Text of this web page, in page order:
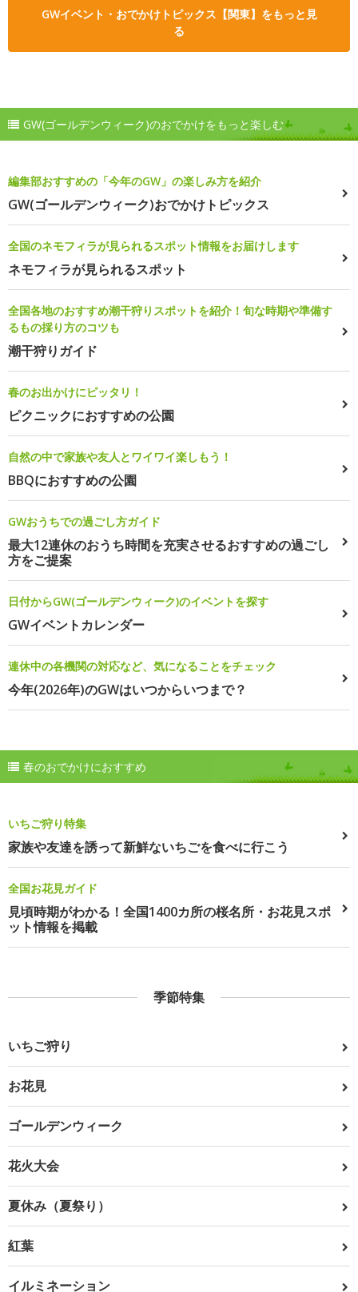
GWイベント・おでかけトピックス【関東】をもっと見
る
GW(ゴールデンウィーク)のおでかけをもっと楽しむ
編集部おすすめの「今年のGW」の楽しみ方を紹介
GW(ゴールデンウィーク)おでかけトピックス
全国のネモフィラが見られるスポット情報をお届けします
ネモフィラが見られるスポット
全国各地のおすすめ潮干狩りスポットを紹介！旬な時期や準備す
るもの採り方のコツも
潮干狩りガイド
春のお出かけにピッタリ！
ピクニックにおすすめの公園
自然の中で家族や友人とワイワイ楽しもう！
BBQにおすすめの公園
GWおうちでの過ごし方ガイド
最大12連休のおうち時間を充実させるおすすめの過ごし
方をご提案
日付からGW(ゴールデンウィーク)のイベントを探す
GWイベントカレンダー
連休中の各機関の対応など、気になることをチェック
今年(2026年)のGWはいつからいつまで？
春のおでかけにおすすめ
いちご狩り特集
家族や友達を誘って新鮮ないちごを食べに行こう
全国お花見ガイド
見頃時期がわかる！全国1400カ所の桜名所・お花見スポ
ット情報を掲載
季節特集
いちご狩り
お花見
ゴールデンウィーク
花火大会
夏休み（夏祭り）
紅葉
イルミネーション